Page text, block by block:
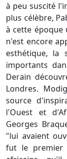
à peu suscité
plus célèbre,
à cette époque
n'est encore
esthétique, la
importants
Derain
Londres.
source
l'Ouest et
Georges
"lui avaient
fut le premier